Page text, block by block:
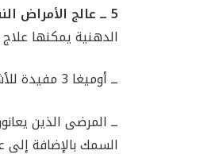
5 ــ عالج الأمراض النفسية والعقلية …
الدهنية يمكنها
ــ أوميغا 3 مفيدة للأشخاص الذين يعانون من الاكتئاب المزمن.
ــ المرضى الذين
السمك بالإضافة إلى